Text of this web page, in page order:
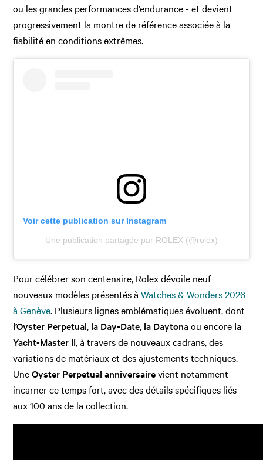
ou les grandes performances d’endurance - et devient
progressivement la montre de référence associée à la
fiabilité en conditions extrêmes.
Voir cette publication sur Instagram
Une publication partagée par ROLEX (@rolex)
Pour célébrer son centenaire, Rolex dévoile neuf
nouveaux modèles présentés àWatches & Wonders 2026
à Genève. Plusieurs lignes emblématiques évoluent, dont
l’Oyster Perpetual, la Day-Date, la Daytona ou encore la
Yacht-Master II, à travers de nouveaux cadrans, des
variations de matériaux et des ajustements techniques.
UneOyster Perpetual anniversairevient notamment
incarner ce temps fort, avec des détails spécifiques liés
aux 100 ans de la collection.